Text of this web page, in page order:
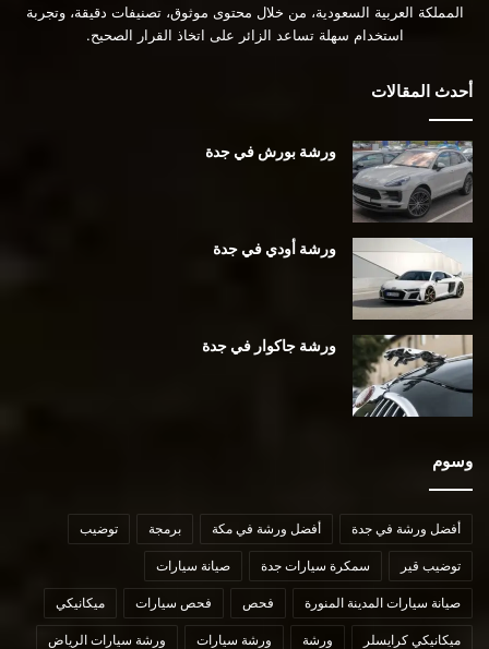
المملكة العربية السعودية، من خلال محتوى موثوق، تصنيفات دقيقة، وتجربة
استخدام سهلة تساعد الزائر على اتخاذ القرار الصحيح.
أحدث المقالات
ورشة بورش في جدة
ورشة أودي في جدة
ورشة جاكوار في جدة
وسوم
أفضل ورشة في جدة أفضل ورشة في مكة برمجة توضيب
توضيب قير سمكرة سيارات جدة صيانة سيارات
صيانة سيارات المدينة المنورة فحص فحص سيارات ميكانيكي
ميكانيكي كرايسلر ورشة ورشة سيارات ورشة سيارات الرياض